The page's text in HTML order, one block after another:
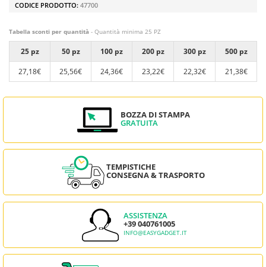
CODICE PRODOTTO: 47700
Tabella sconti per quantità - Quantità minima 25 PZ
25 pz 50 pz 100 pz 200 pz 300 pz
500 pz
27,18€
25,56€ 24,36€ 23,22€ 22,32€ 21,38€
BOZZA DI STAMPA
GRATUITA
TEMPISTICHE
CONSEGNA & TRASPORTO
ASSISTENZA
+39 040761005
INFO@EASYGADGET.IT